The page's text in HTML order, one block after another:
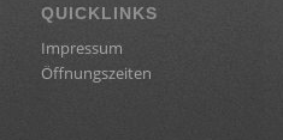
QUICKLINKS
Impressum
Öffnungszeiten